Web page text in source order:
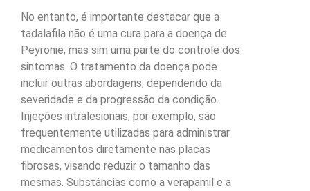
No entanto, é importante destacar que a
tadalafila não é uma cura para a doença de
Peyronie, mas sim uma parte do controle dos
sintomas. O tratamento da doença pode
incluir outras abordagens, dependendo da
severidade e da progressão da condição.
Injeções intralesionais, por exemplo, são
frequentemente utilizadas para administrar
medicamentos diretamente nas placas
fibrosas, visando reduzir o tamanho das
mesmas. Substâncias como a verapamil e a